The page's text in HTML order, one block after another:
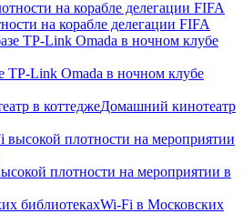
на корабле делегации FIFA
TP-Link Omada в ночном клубе
Домашний кинотеатр
плотности на мероприятии в
Wi-Fi в Московских